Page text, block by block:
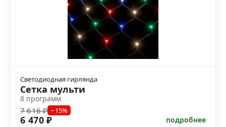
Светодиодная гирлянда
Сетка мульти
8 программ
7 616 ₽ −15%
6 470 ₽ подробнее